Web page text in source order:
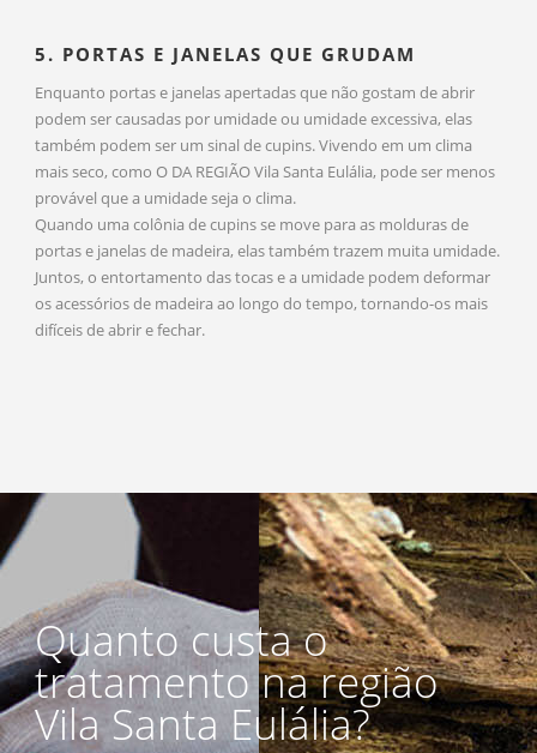
5. PORTAS E JANELAS QUE GRUDAM
Enquanto portas e janelas apertadas que não gostam de abrir
podem ser causadas por umidade ou umidade excessiva, elas
também podem ser um sinal de cupins. Vivendo em um clima
mais seco, como O DA REGIÃO Vila Santa Eulália, pode ser menos
provável que a umidade seja o clima.
Quando uma colônia de cupins se move para as molduras de
portas e janelas de madeira, elas também trazem muita umidade.
Juntos, o entortamento das tocas e a umidade podem deformar
os acessórios de madeira ao longo do tempo, tornando-os mais
difíceis de abrir e fechar.
Quanto custa o
tratamento na região
Vila Santa Eulália?